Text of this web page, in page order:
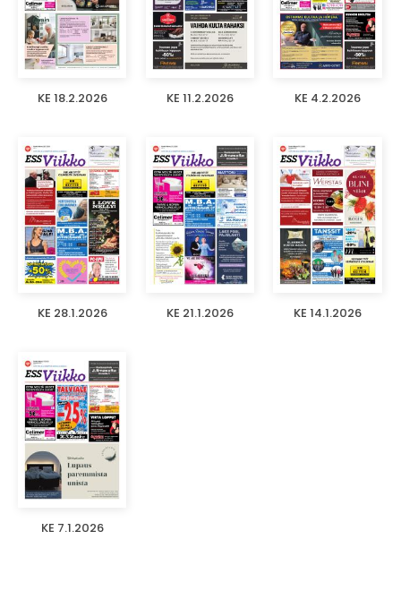
KE 18.2.2026 KE 11.2.2026 KE 4.2.2026
KE 28.1.2026 KE 21.1.2026 KE 14.1.2026
KE 7.1.2026